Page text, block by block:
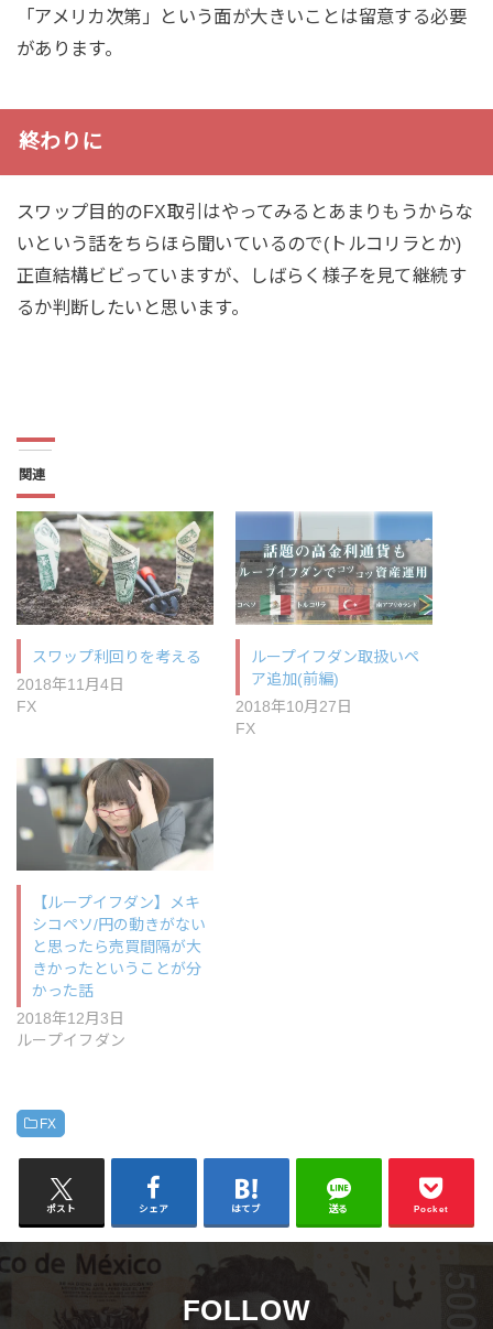
「アメリカ次第」という面が大きいことは留意する必要
があります。
終わりに
スワップ目的のFX取引はやってみるとあまりもうからな
いという話をちらほら聞いているので(トルコリラとか)
正直結構ビビっていますが、しばらく様子を見て継続す
るか判断したいと思います。
関連
スワップ利回りを考える
2018年11月4日
FX
ループイフダン取扱いペ
ア追加(前編)
2018年10月27日
FX
【ループイフダン】メキ
シコペソ/円の動きがない
と思ったら売買間隔が大
きかったということが分
かった話
2018年12月3日
ループイフダン
FX
ポスト シェア はてブ 送る Pocket
FOLLOW